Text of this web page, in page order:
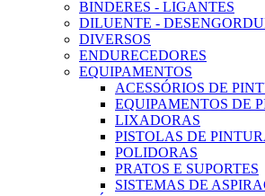
BINDERES - LIGANTES
DILUENTE -
DIVERSOS
ENDURECEDORES
EQUIPAMENTOS
ACESSÓRIOS DE
EQUIPAMENTOS DE
LIXADORAS
PISTOLAS DE
POLIDORAS
PRATOS E SUPORTES
SISTEMAS DE